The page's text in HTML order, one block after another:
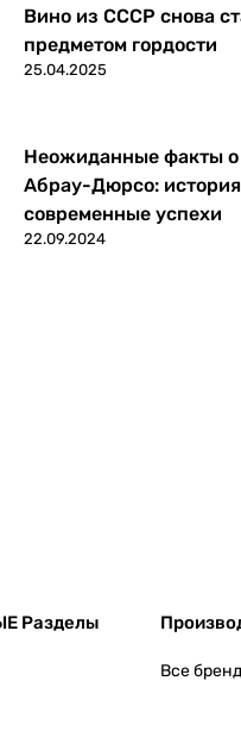
Вино из СССР снова становится
предметом гордости
25.04.2025
Неожиданные факты о
Абрау-Дюрсо:
современные успехи
22.09.2024
Разделы
Все